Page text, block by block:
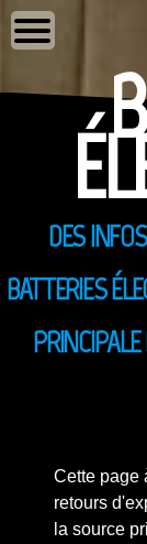
DES
BATTERIES
Cette page
retours
la source